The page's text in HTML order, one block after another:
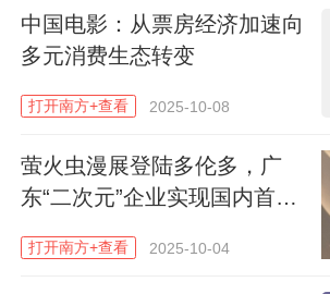
1号场馆就已经出现，上百米
展馆的一端一直延伸到另一端。
展位，游戏玩家们正在排队
买周边。“我是从外地来的
家。”排在队末的一名游戏玩
中国电影：从票房经济加速向
多元消费生态转变
打开南方+查看 2025-10-08
萤火虫漫展登陆多伦多，广
东“二次元”企业实现国内首次
打开南方+查看 2025-10-04